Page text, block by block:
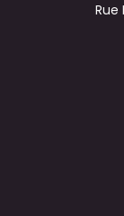
Rue